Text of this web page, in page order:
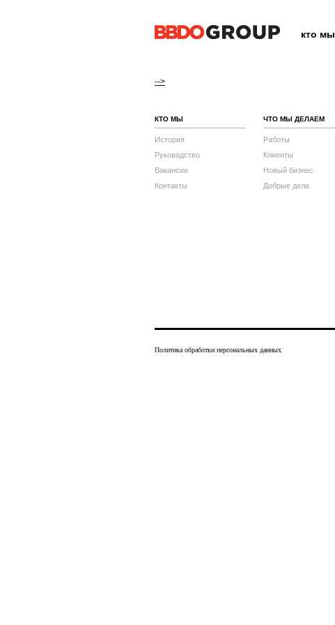
кто мы
-->
КТО МЫ
История
Руководство
Вакансии
Контакты
ЧТО МЫ ДЕЛАЕМ
Работы
Клиенты
Новый бизнес
Добрые дела
Политика обработки персональных данных